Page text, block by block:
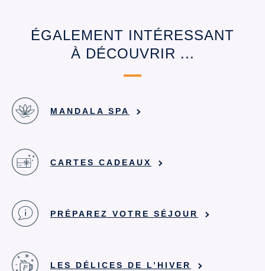
ÉGALEMENT INTÉRESSANT
À DÉCOUVRIR ...
MANDALA SPA
CARTES CADEAUX
PRÉPAREZ VOTRE SÉJOUR
LES DÉLICES DE L’HIVER